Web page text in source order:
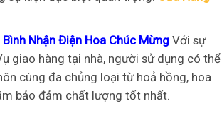
Nhận Điện Hoa Chúc Mừng Với sự
giao hàng tại nhà, người sử dụng có thể
cùng đa chủng loại từ hoả hồng, hoa
bảo đảm chất lượng tốt nhất.